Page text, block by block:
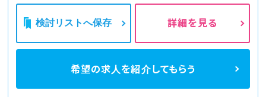
検討リストへ保存 詳細を見る
希望の求人を紹介してもらう